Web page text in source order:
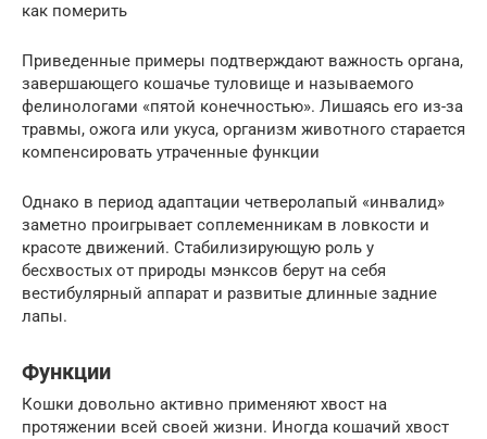
как померить
Приведенные примеры подтверждают важность органа,
завершающего кошачье туловище и называемого
фелинологами «пятой конечностью». Лишаясь его из-за
травмы, ожога или укуса, организм животного старается
компенсировать утраченные функции
Однако в период адаптации четверолапый «инвалид»
заметно проигрывает соплеменникам в ловкости и
красоте движений. Стабилизирующую роль у
бесхвостых от природы мэнксов берут на себя
вестибулярный аппарат и развитые длинные задние
лапы.
Функции
Кошки довольно активно применяют хвост на
протяжении всей своей жизни. Иногда кошачий хвост